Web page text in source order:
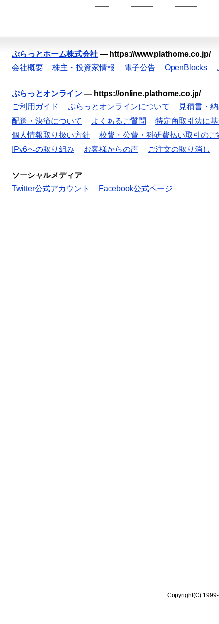
ぷらっとホーム株式会社 — https://www.plathome.co.jp/
会社概要
株主・投資家情報 電子公告 OpenBlocks
ぷらっとオンライン — https://online.plathome.co.jp/
ご利用ガイド
ぷらっとオンラインについて
見積書・
配送・決済について
よくあるご質問
特定商取引法に
個人情報取り扱い方針
校費・公費・科研費払い取引のご
IPv6への取り組み
お客様からの声 ご注文の取り消し
ソーシャルメディア
Twitter公式アカウント
Facebook公式ページ
Copyright(C)